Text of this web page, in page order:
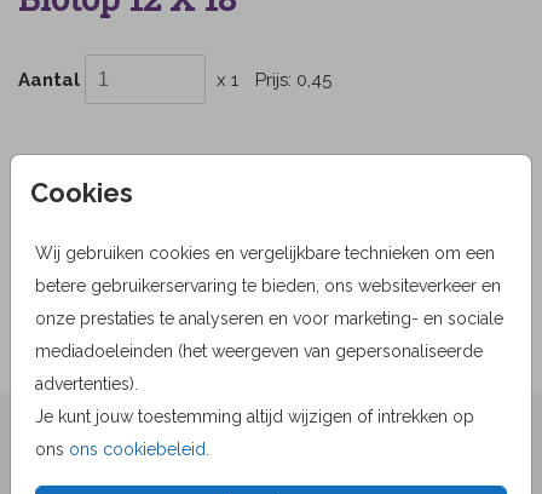
Cookies
Wij gebruiken cookies en vergelijkbare technieken om een
betere gebruikerservaring te bieden, ons websiteverkeer en
onze prestaties te analyseren en voor marketing- en sociale
mediadoeleinden (het weergeven van gepersonaliseerde
advertenties).
Je kunt jouw toestemming altijd wijzigen of intrekken op
ons ons cookiebeleid
Aantal x 1 Prijs: 0,45
OMSCHRIJVING
Prijs:0,45 per 1
★★★★☆ Beoordelingen
9.1van1519beoordelingen